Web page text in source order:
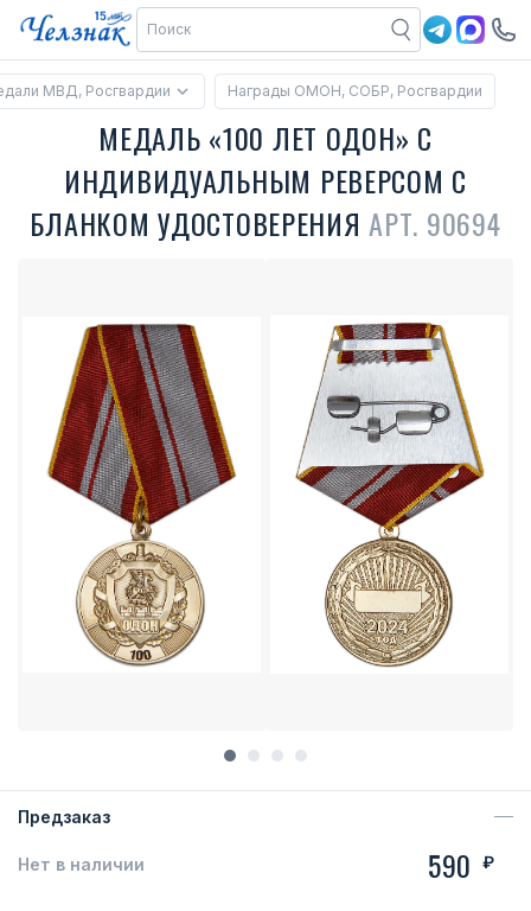
МВД, Росгвардии Награды ОМОН, СОБР, Росгвардии
МЕДАЛЬ «100 ЛЕТ ОДОН» С
ИНДИВИДУАЛЬНЫМ РЕВЕРСОМ С
БЛАНКОМ УДОСТОВЕРЕНИЯАРТ. 90694
Предзаказ
Нет в наличии 590 ₽